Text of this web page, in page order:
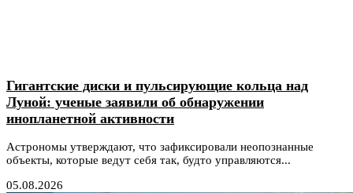
Гигантские диски и пульсирующие кольца над
Луной: ученые заявили об обнаружении
инопланетной активности
Астрономы утверждают, что зафиксировали неопознанные
объекты, которые ведут себя так, будто управляются...
05.08.2026